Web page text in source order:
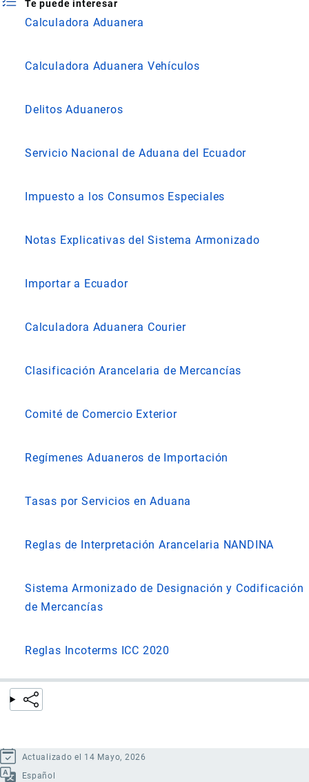
Te puede interesar
Calculadora Aduanera
Calculadora Aduanera Vehículos
Delitos Aduaneros
Servicio Nacional de Aduana del Ecuador
Impuesto a los Consumos Especiales
Notas Explicativas del Sistema Armonizado
Importar a Ecuador
Calculadora Aduanera Courier
Clasificación Arancelaria de Mercancías
Comité de Comercio Exterior
Regímenes Aduaneros de Importación
Tasas por Servicios en Aduana
Reglas de Interpretación Arancelaria NANDINA
Sistema Armonizado de Designación y Codificación
de Mercancías
Reglas Incoterms ICC 2020
Actualizado el 14 Mayo, 2026
Español